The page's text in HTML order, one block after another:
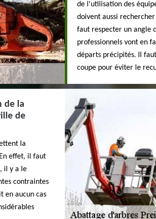
de l'utilisation des
doivent aussi
faut respecter un angle
professionnels vont en
départs précipités. Il
coupe pour éviter le
de la
de
la
effet, il faut
il y a le
contraintes
en aucun cas